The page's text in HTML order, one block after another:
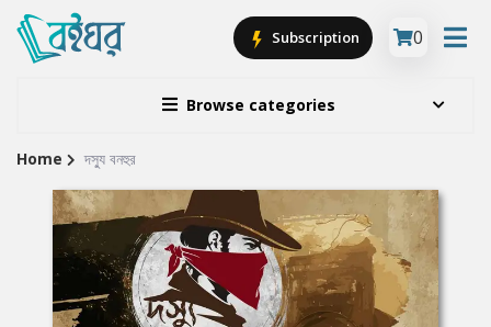
Browse categories
Subscription 0
Site
Breadcrumb
Home দস্যু বনহুর